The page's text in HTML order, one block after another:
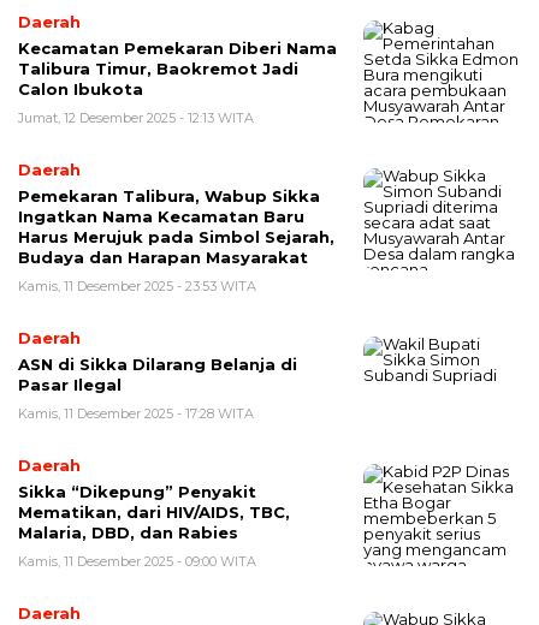
Daerah
Kecamatan Pemekaran Diberi Nama
Talibura Timur, Baokremot Jadi
Calon Ibukota
Jumat, 12 Desember 2025 - 12:13 WITA
Daerah
Pemekaran Talibura, Wabup Sikka
Ingatkan Nama Kecamatan Baru
Harus Merujuk pada Simbol Sejarah,
Budaya dan Harapan Masyarakat
Kamis, 11 Desember 2025 - 23:53 WITA
Daerah
ASN di Sikka Dilarang Belanja di
Pasar Ilegal
Kamis, 11 Desember 2025 - 17:28 WITA
Daerah
Sikka “Dikepung” Penyakit
Mematikan, dari HIV/AIDS, TBC,
Malaria, DBD, dan Rabies
Kamis, 11 Desember 2025 - 09:00 WITA
Daerah